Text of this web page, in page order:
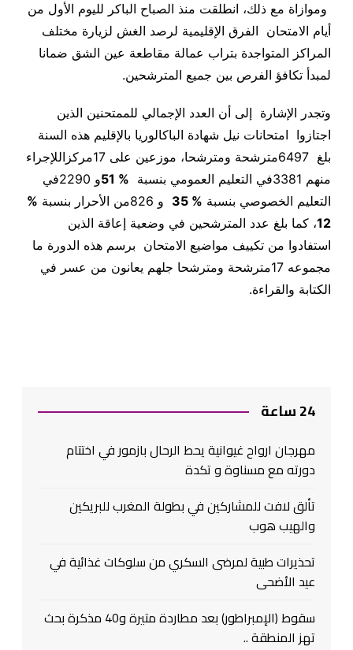
وموازاة مع ذلك، انطلقت منذ الصباح الباكر لليوم الأول من
أيام الامتحان الفرق الإقليمية لرصد الغش لزيارة مختلف
المراكز المتواجدة بتراب عمالة مقاطعة عين الشق ضمانا
لمبدأ تكافؤ الفرص بين جميع المترشحين.
وتجدر الإشارة إلى أن العدد الإجمالي للممتحنين الذين
اجتازوا امتحانات نيل شهادة الباكالوريا بالإقليم هذه السنة
بلغ 6497مترشحة ومترشحا، موزعين على 17مركزاللإجراء
منهم 3381في التعليم العمومي بنسبة %
51و 2290في
التعليم الخصوصي بنسبة %
35 و 826من الأحرار بنسبة %
12، كما بلغ عدد المترشحين في وضعية إعاقة الذين
استفادوا من تكييف مواضيع الامتحان برسم هذه الدورة ما
مجموعه 17مترشحة ومترشحا جلهم يعانون من عسر في
الكتابة والقراءة.
24 ساعة
مهرجان ارواح غيوانية يحط الرحال بازمور في اختتام
دورته مع مسناوة و تكدة
تألق لافت للمشاركين في بطولة المغرب للبريكين
والهيب هوب
تحذيرات طبية لمرضى السكري من سلوكات غذائية في
عيد الأضحى
سقوط (الإمبراطور) بعد مطاردة متيرة و40 مذكرة بحث
تهز المنطقة ..